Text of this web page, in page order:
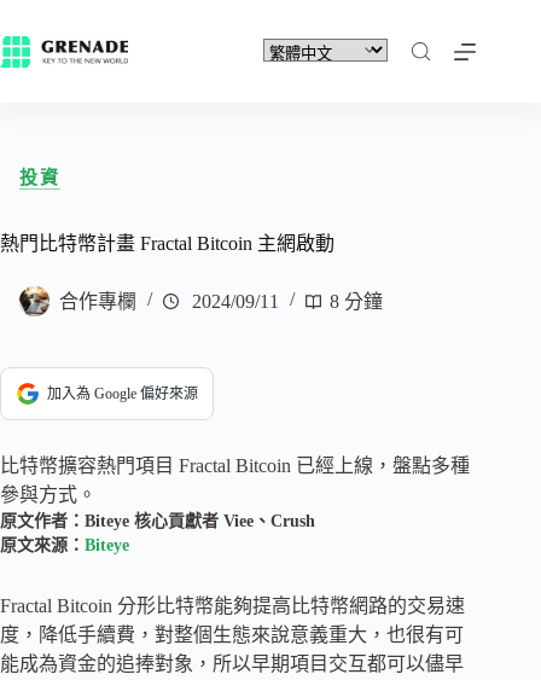
投資
熱門比特幣計畫 Fractal Bitcoin 主網啟動
合作專欄 2024/09/11 8 分鐘
加入為 Google 偏好來源
比特幣擴容熱門項目 Fractal Bitcoin 已經上線，盤點多種
參與方式。
原文作者：Biteye 核心貢獻者 Viee、Crush
原文來源： Biteye
Fractal Bitcoin 分形比特幣能夠提高比特幣網路的交易速
度，降低手續費，對整個生態來說意義重大，也很有可
能成為資金的追捧對象，所以早期項目交互都可以儘早